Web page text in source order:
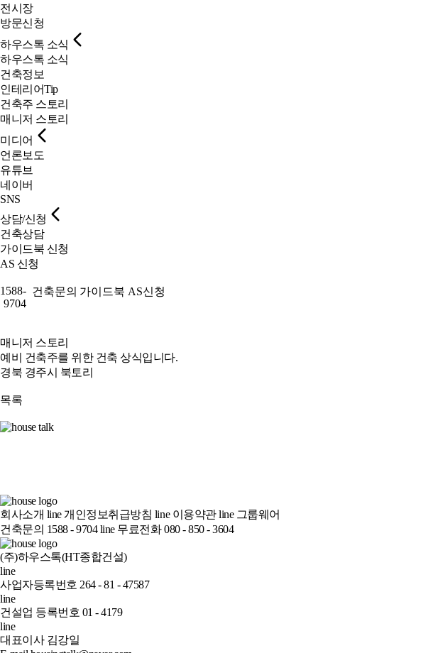
전시장
방문신청
하우스톡 소식
하우스톡 소식
건축정보
인테리어Tip
건축주 스토리
매니저 스토리
미디어
언론보도
유튜브
네이버
SNS
상담/신청
건축상담
가이드북 신청
AS 신청
1588-
9704
건축문의 가이드북 AS신청
매니저 스토리
예비 건축주를 위한 건축 상식입니다.
경북 경주시 북토리
목록
회사소개 line 개인정보취급방침 line 이용약관 line 그룹웨어
건축문의 1588 - 9704line무료전화 080 - 850 - 3604
(주)하우스톡(HT종합건설)
line
사업자등록번호 264 - 81 - 47587
line
건설업 등록번호 01 - 4179
line
대표이사 김강일